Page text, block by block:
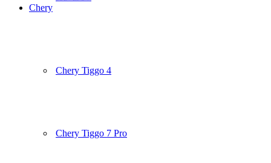
Chery
Chery Tiggo 4
Chery Tiggo 7 Pro